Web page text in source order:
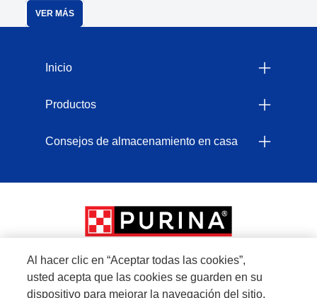
Sin colorantes artificiales
VER MÁS
Inicio
Productos
Consejos de almacenamiento en casa
Menu Footer Secundario Felix
Al hacer clic en “Aceptar todas las cookies”,
usted acepta que las cookies se guarden en su
dispositivo para mejorar la navegación del sitio,